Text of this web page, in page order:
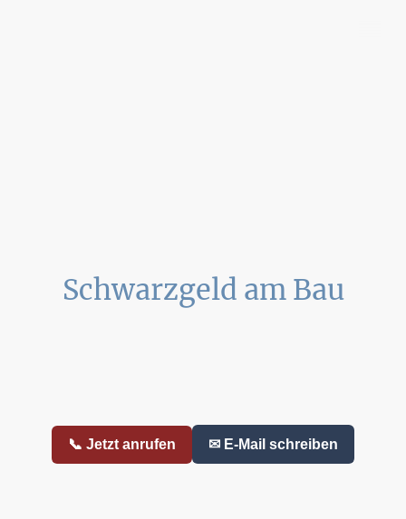
Schwarzgeld am Bau
📞 Jetzt anrufen ✉ E-Mail schreiben